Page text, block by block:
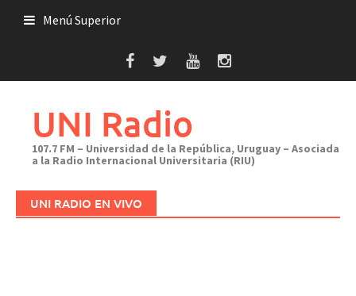
Menú Superior
UNI Radio
107.7 FM – Universidad de la República, Uruguay – Asociada
a la Radio Internacional Universitaria (RIU)
UNI RADIO EN VIVO